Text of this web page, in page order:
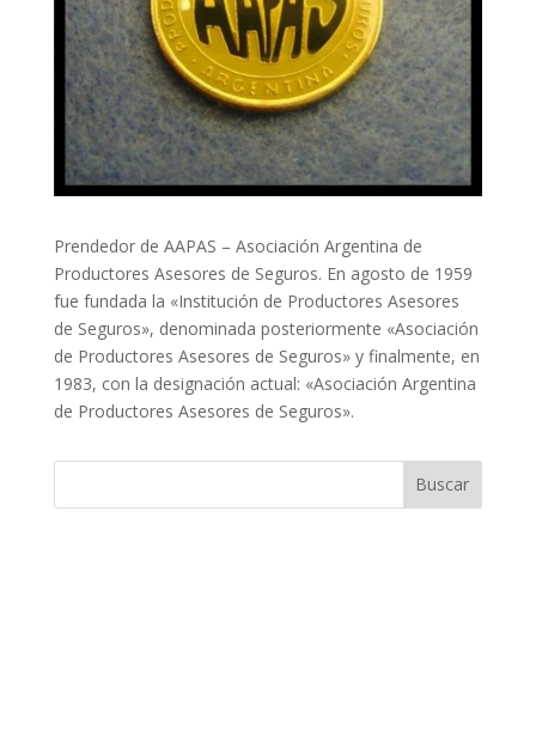
Prendedor de AAPAS – Asociación Argentina de
Productores Asesores de Seguros. En agosto de 1959
fue fundada la «Institución de Productores Asesores
de Seguros», denominada posteriormente «Asociación
de Productores Asesores de Seguros» y finalmente, en
1983, con la designación actual: «Asociación Argentina
de Productores Asesores de Seguros».